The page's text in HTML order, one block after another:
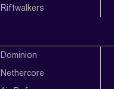
Riftwalkers
Dominion
Nethercore